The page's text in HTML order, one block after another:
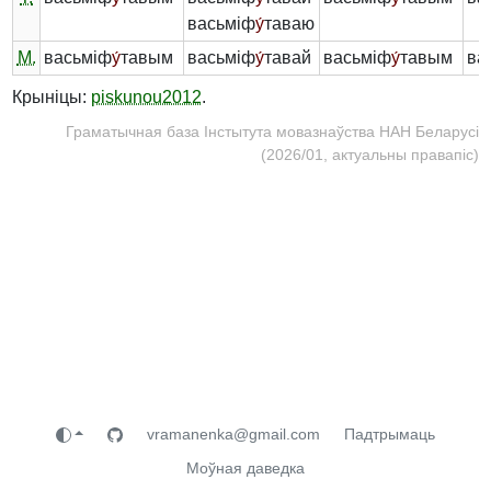
васьміфу́таваю
М. васьміфу́тавым васьміфу́тавай васьміфу́тавым
Крыніцы: piskunou2012.
Граматычная база Інстытута мовазнаўства НАН Беларусі
(2026/01, актуальны правапіс)
vramanenka@gmail.com
Падтрымаць
Моўная даведка